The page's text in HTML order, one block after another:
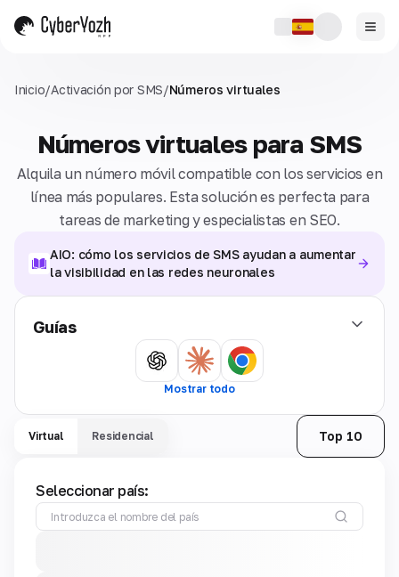
Inicio/Activación por SMS/Números virtuales
Números virtuales para SMS
Alquila un número móvil compatible con los servicios en
línea más populares. Esta solución es perfecta para
tareas de marketing y especialistas en SEO.
AIO: cómo los servicios de SMS ayudan a aumentar
la visibilidad en las redes neuronales
Guías
Mostrar todo
Virtual Residencial Top 10
Seleccionar país: